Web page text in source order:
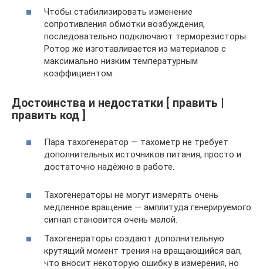
Чтобы стабилизировать изменение
сопротивления обмотки возбуждения,
последовательно подключают терморезисторы.
Ротор же изготавливается из материалов с
максимально низким температурным
коэффициентом.
Достоинства и недостатки [ править |
править код ]
Пара тахогенератор — тахометр не требует
дополнительных источников питания, просто и
достаточно надёжно в работе.
Тахогенераторы не могут измерять очень
медленное вращение — амплитуда генерируемого
сигнал становится очень малой.
Тахогенераторы создают дополнительную
крутящий момент трения на вращающийся вал,
что вносит некоторую ошибку в измерения, но